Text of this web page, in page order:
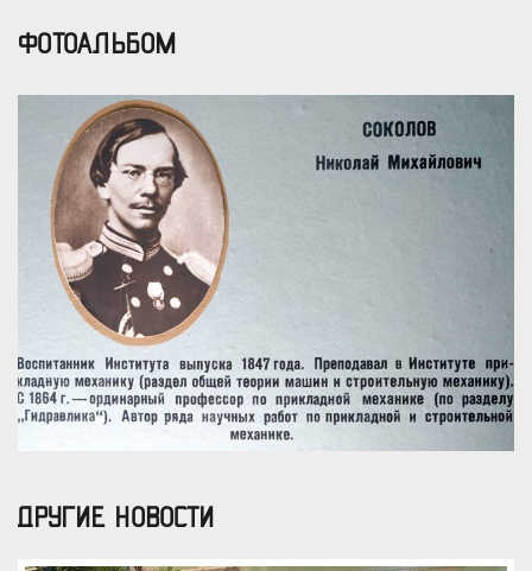
ФОТОАЛЬБОМ
ДРУГИЕ НОВОСТИ